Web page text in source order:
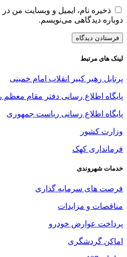
ذخیره نام، ایمیل و وبسایت من
دوباره دیدگاهی می‌نویسم.
لینک های مرتبط
پرتابل رهبر کبیر انقلاب امام خمینی
پایگاه اطلاع رسانی دفتر مقام معظم
پایگاه اطلاع رسانی ریاست جمهوری
وزارت کشور
فرمانداری کهک
خدمات شهروندی
فرصت های سرمایه گذاری
مناقصات و مزایدات
پرداخت عوارض خودرو
اماکن گردشگری